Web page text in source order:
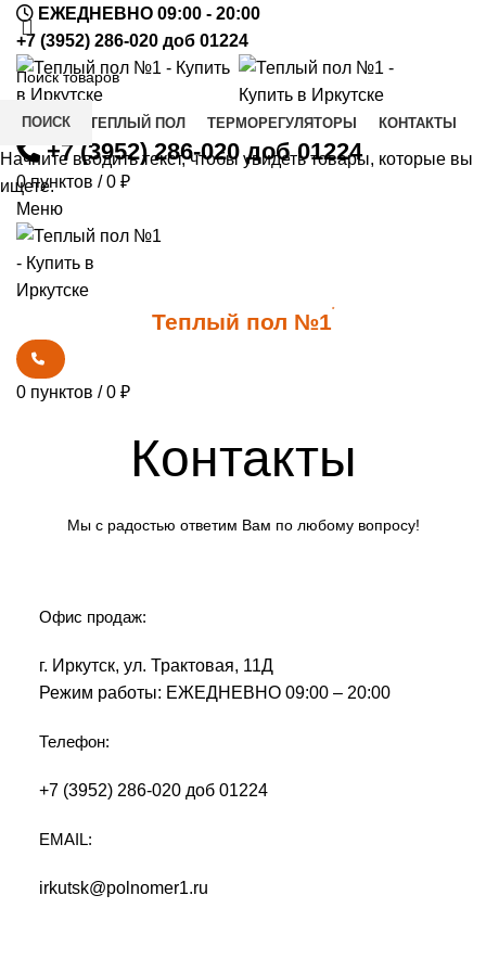
ЕЖЕДНЕВНО 09:00 - 20:00
+7 (3952) 286-020 доб 01224
КУПИТЬ ТЕПЛЫЙ ПОЛ ТЕРМОРЕГУЛЯТОРЫ КОНТАКТЫ
+7 (3952) 286-020 доб 01224
0пунктов / 0 ₽
Меню
Теплый пол №1
*
0 пунктов / 0 ₽
Контакты
Мы с радостью ответим Вам по любому вопросу!
Офис продаж:
г. Иркутск, ул. Трактовая, 11Д
Режим работы: ЕЖЕДНЕВНО 09:00 – 20:00
Телефон:
+7 (3952) 286-020 доб 01224
EMAIL:
irkutsk@polnomer1.ru
ПОИСК
Начните вводить текст, чтобы увидеть товары, которые вы
ищете.